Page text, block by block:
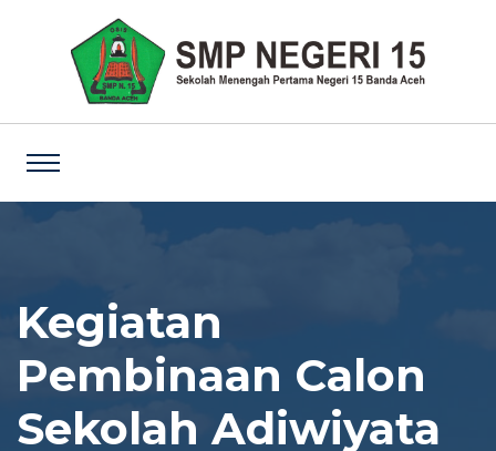
Kegiatan
Pembinaan Calon
Sekolah Adiwiyata